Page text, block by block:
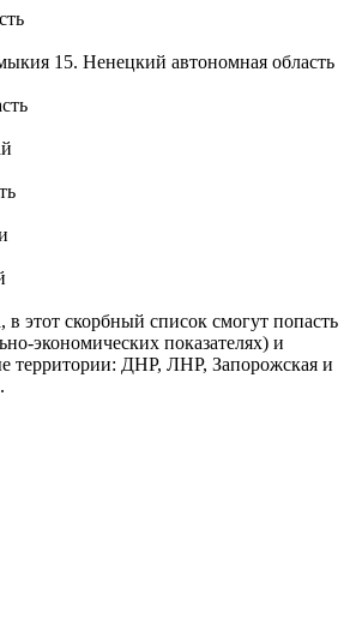
15. Ненецкий автономная область
в этот скорбный список смогут попасть
экономических показателях) и
территории: ДНР, ЛНР, Запорожская и